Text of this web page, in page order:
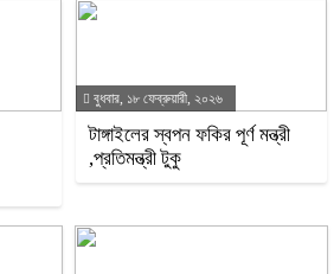
বুধবার, ১৮ ফেব্রুয়ারী, ২০২৬
টাঙ্গাইলের স্বপন ফকির পূর্ণ মন্ত্রী
,প্রতিমন্ত্রী টুকু